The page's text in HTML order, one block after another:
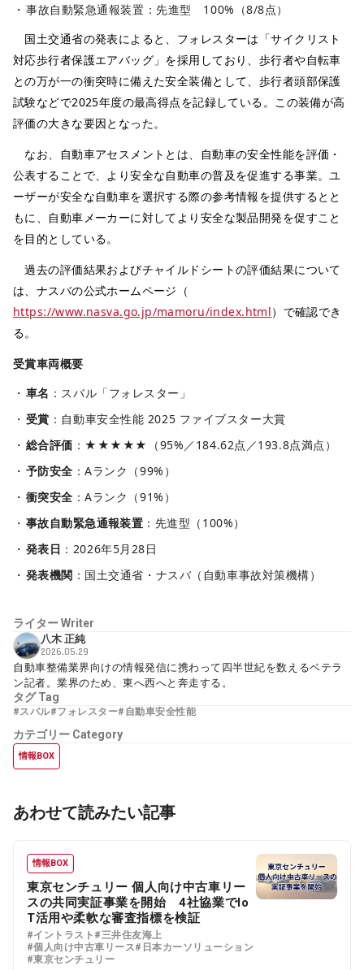
事故自動緊急通報装置：先進型 100%（8/8点）
国土交通省の発表によると、フォレスターは「サイクリスト
対応歩行者保護エアバッグ」を採用しており、歩行者や自転車
との万が一の衝突時に備えた安全装備として、歩行者頭部保護
試験などで2025年度の最高得点を記録している。この装備が高
評価の大きな要因となった。
なお、自動車アセスメントとは、自動車の安全性能を評価・
公表することで、より安全な自動車の普及を促進する事業。ユ
ーザーが安全な自動車を選択する際の参考情報を提供するとと
もに、自動車メーカーに対してより安全な製品開発を促すこと
を目的としている。
過去の評価結果およびチャイルドシートの評価結果について
は、ナスバの公式ホームページ（
https://www.nasva.go.jp/mamoru/index.html）で確認でき
る。
受賞車両概要
車名 ：スバル「フォレスター」
受賞 ：自動車安全性能 2025 ファイブスター大賞
総合評価 ：★★★★★（95%／184.62点／193.8点満点）
予防安全 ：Aランク（99%）
衝突安全 ：Aランク（91%）
事故自動緊急通報装置 ：先進型（100%）
発表日 ：2026年5月28日
発表機関 ：国土交通省・ナスバ（自動車事故対策機構）
ライターWriter
八木 正純
2026.05.29
自動車整備業界向けの情報発信に携わって四半世紀を数えるベテラ
ン記者。業界のため、東へ西へと奔走する。
タグTag
#スバル#フォレスター#自動車安全性能
カテゴリー Category
情報BOX
あわせて読みたい記事
情報BOX
東京センチュリー 個人向け中古車リー
スの共同実証事業を開始 4社協業でIo
T活用や柔軟な審査指標を検証
#イントラスト #三井住友海上
#個人向け中古車リース#日本カーソリューション
#東京センチュリー